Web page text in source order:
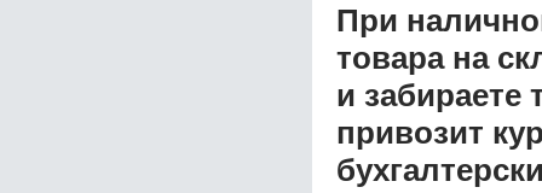
При
товара на
и забираете
привозит